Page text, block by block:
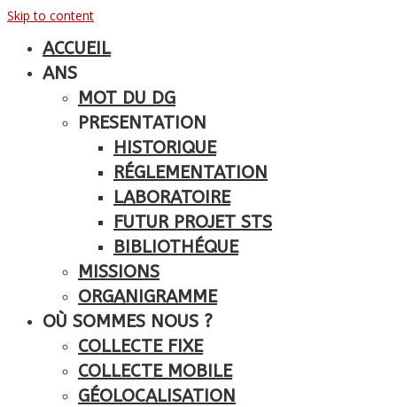
Skip to content
ACCUEIL
ANS
MOT DU DG
PRESENTATION
HISTORIQUE
RÉGLEMENTATION
LABORATOIRE
FUTUR PROJET STS
BIBLIOTHÉQUE
MISSIONS
ORGANIGRAMME
OÙ SOMMES NOUS ?
COLLECTE FIXE
COLLECTE MOBILE
GÉOLOCALISATION